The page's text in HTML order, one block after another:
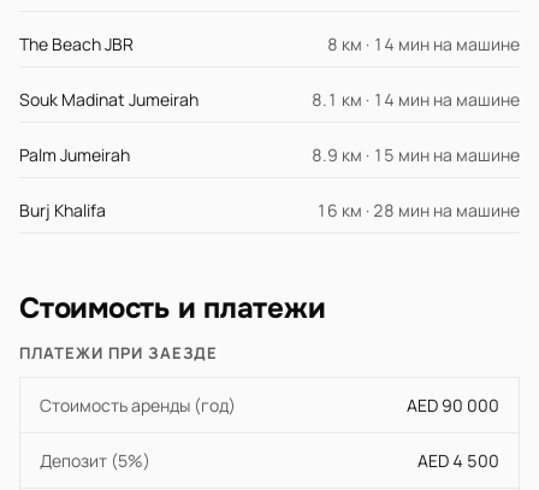
The Beach JBR 8 км · 14 мин на машине
Souk Madinat Jumeirah 8.1 км · 14 мин на машине
Palm Jumeirah 8.9 км · 15 мин на машине
Burj Khalifa 16 км · 28 мин на машине
Стоимость и платежи
ПЛАТЕЖИ ПРИ ЗАЕЗДЕ
Стоимость аренды (год) AED 90 000
Депозит (5%) AED 4 500